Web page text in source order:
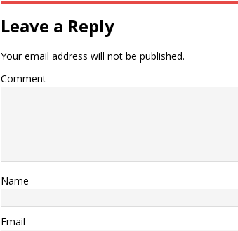
Leave a Reply
Your email address will not be published.
Comment
Name
Email